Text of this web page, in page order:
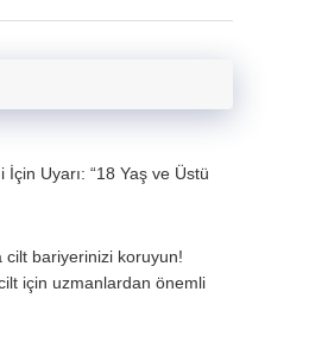
İçin Uyarı: “18 Yaş ve Üstü
cilt bariyerinizi koruyun!
için uzmanlardan önemli